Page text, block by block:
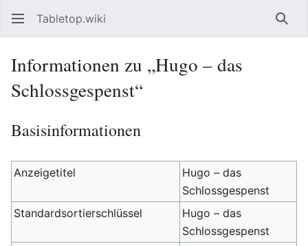
Tabletop.wiki
Informationen zu „Hugo – das
Schlossgespenst“
Basisinformationen
Anzeigetitel
Hugo – das
Schlossgespenst
Standardsortierschlüssel
Hugo – das
Schlossgespenst